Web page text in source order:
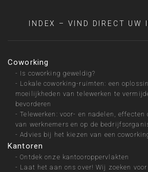
INDEX – VIND DIRECT UW
Coworking
- Is coworking geweldig?
- Lokale coworking-ruimten: een
moeilijkheden van telewerken te
bevorderen
-Telewerken: voor- en nadelen,
van werknemers en op de
-Advies bij het kiezen van een
Kantoren
-Ontdek onze kantooroppervlakten
- Laat het aan ons over! Wij zoeken voor